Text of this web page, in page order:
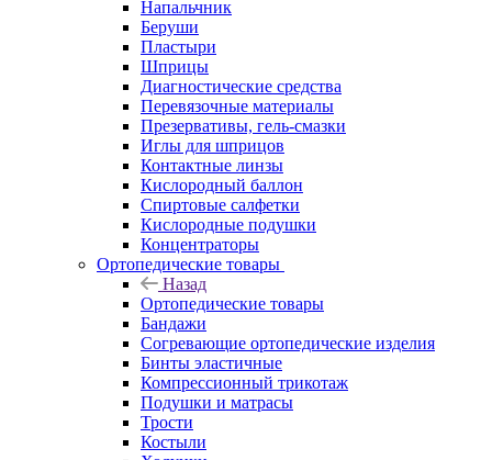
Напальчник
Беруши
Пластыри
Шприцы
Диагностические средства
Перевязочные материалы
Презервативы, гель-смазки
Иглы для шприцов
Контактные линзы
Кислородный баллон
Спиртовые салфетки
Кислородные подушки
Концентраторы
Ортопедические товары
Назад
Ортопедические товары
Бандажи
Согревающие ортопедические изделия
Бинты эластичные
Компрессионный трикотаж
Подушки и матрасы
Трости
Костыли